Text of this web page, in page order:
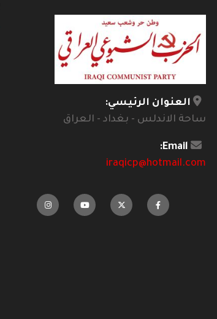
العنوان الرئيسي:
ساحة الاندلس - بغداد - العراق
Email:
iraqicp@hotmail.com